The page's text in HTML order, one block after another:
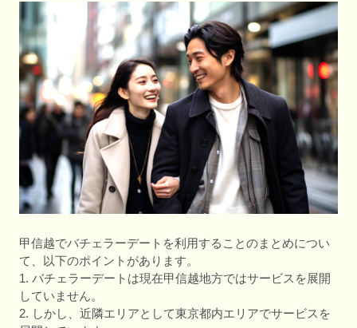
甲信越でバチェラーデートを利用することのまとめについ
て、以下のポイントがあります。
1. バチェラーデートは現在甲信越地方ではサービスを展開
していません。
2. しかし、近隣エリアとして東京都内エリアでサービスを